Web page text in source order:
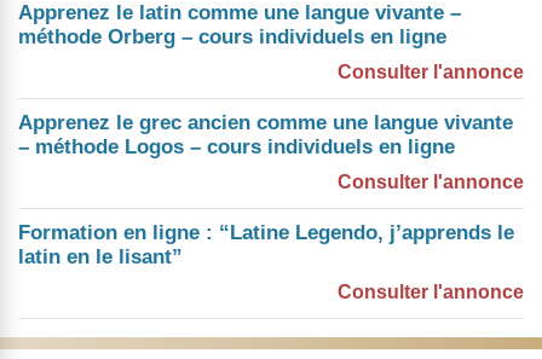
Apprenez le latin comme une langue vivante –
méthode Orberg – cours individuels en ligne
Consulter l'annonce
Apprenez le grec ancien comme une langue vivante
– méthode Logos – cours individuels en ligne
Consulter l'annonce
Formation en ligne : “Latine Legendo, j’apprends le
latin en le lisant”
Consulter l'annonce